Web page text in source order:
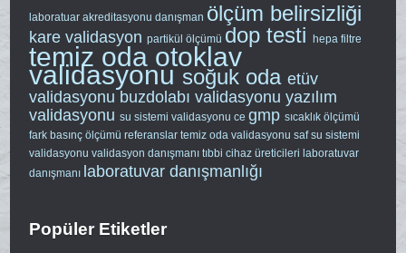
laboratuar akreditasyonudanışman ölçüm belirsizliği
kare validasyonpartikül ölçümü dop testihepa filtre
temiz oda otoklav
validasyonusoğuk odaetüv
validasyonu buzdolabı validasyonuyazılım
validasyonusu sistemi validasyonucegmpsıcaklık ölçümü
fark basınç ölçümüreferanslartemiz oda validasyonusaf su sistemi
validasyonuvalidasyon danışmanıtıbbi cihaz üreticileri laboratuvar
danışmanı laboratuvar danışmanlığı
Popüler Etiketler